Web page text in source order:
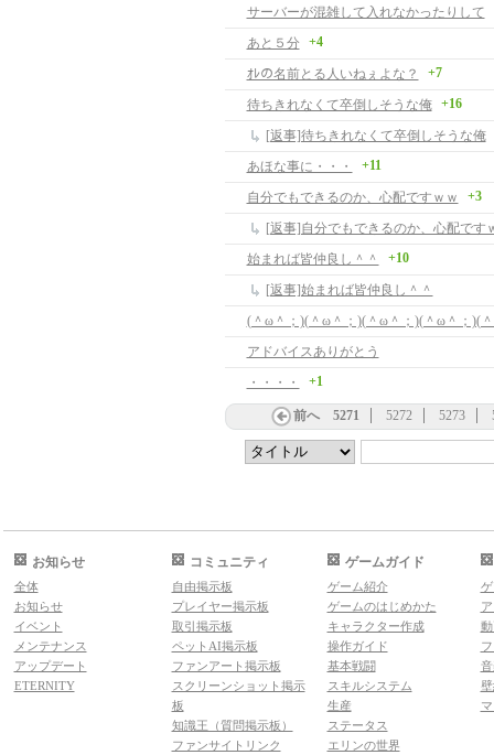
サーバーが混雑して入れなかったりして
あと５分 +4
ｵﾚの名前とる人いねぇよな？ +7
待ちきれなくて卒倒しそうな俺 +16
[返事]待ちきれなくて卒倒しそうな俺
あほな事に・・・
+11
自分でもできるのか、心配ですｗｗ +3
[返事]自分でもできるのか、心配です
始まれば皆仲良し＾＾
+10
[返事]始まれば皆仲良し＾＾
アドバイスありがとう
・・・・
+1
前へ 5271 5272 5273
お知らせ
全体
お知らせ
イベント
メンテナンス
アップデート
ETERNITY
コミュニティ
自由掲示板
プレイヤー掲示板
取引掲示板
ペットAI掲示板
ファンアート掲示板
スクリーンショット掲示
板
知識王（質問掲示板）
ファンサイトリンク
ゲームガイド
ゲーム紹介
ゲームのはじめかた
キャラクター作成
操作ガイド
基本戦闘
スキルシステム
生産
ステータス
エリンの世界